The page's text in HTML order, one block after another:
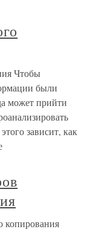
Чтобы
были
может прийти
зависит, как
копирования